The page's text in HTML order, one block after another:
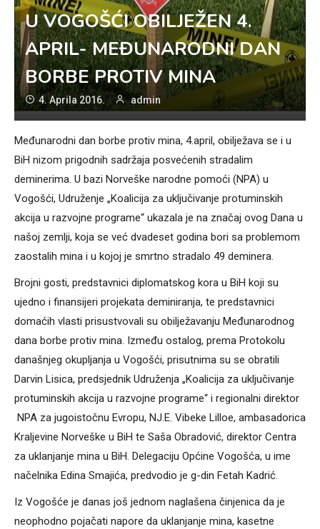
U VOGOŠĆI OBILJEŽEN 4.
APRIL- MEĐUNARODNI DAN
BORBE PROTIV MINA
4. Aprila 2016. admin
Međunarodni dan borbe protiv mina, 4.april, obilježava se i u
BiH nizom prigodnih sadržaja posvećenih stradalim
deminerima. U bazi Norveške narodne pomoći (NPA) u
Vogošći, Udruženje „Koalicija za uključivanje protuminskih
akcija u razvojne programe“ ukazala je na značaj ovog Dana u
našoj zemlji, koja se već dvadeset godina bori sa problemom
zaostalih mina i u kojoj je smrtno stradalo 49 deminera.
Brojni gosti, predstavnici diplomatskog kora u BiH koji su
ujedno i finansijeri projekata deminiranja, te predstavnici
domaćih vlasti prisustvovali su obilježavanju Međunarodnog
dana borbe protiv mina. Između ostalog, prema Protokolu
današnjeg okupljanja u Vogošći, prisutnima su se obratili
Darvin Lisica, predsjednik Udruženja „Koalicija za uključivanje
protuminskih akcija u razvojne programe“ i regionalni direktor
NPA za jugoistočnu Evropu, NJ.E. Vibeke Lilloe, ambasadorica
Kraljevine Norveške u BiH te Saša Obradović, direktor Centra
za uklanjanje mina u BiH. Delegaciju Općine Vogošća, u ime
načelnika Edina Smajića, predvodio je g-din Fetah Kadrić.
Iz Vogošće je danas još jednom naglašena činjenica da je
neophodno pojačati napore da uklanjanje mina, kasetne